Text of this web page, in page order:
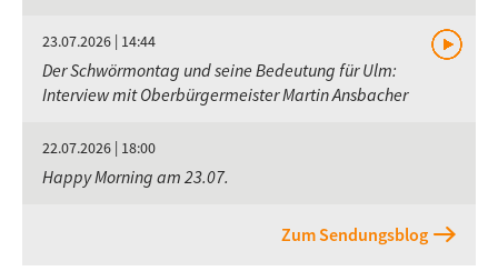
23.07.2026 | 14:44
Der Schwörmontag und seine Bedeutung für Ulm:
Interview mit Oberbürgermeister Martin Ansbacher
22.07.2026 | 18:00
Happy Morning am 23.07.
Zum Sendungsblog